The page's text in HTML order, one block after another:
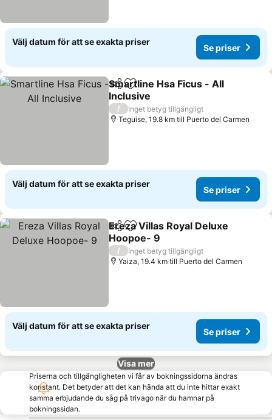
Välj datum för att se exakta priser
Se priser
Dela Lägg till i Mina Favoriter
Smartline Hsa Ficus - All
Inclusive
Se priser
/
Inget betyg tillgängligt
Teguise, 19.8 km till Puerto del Carmen
Välj datum för att se exakta priser
Se priser
Dela Lägg till i Mina Favoriter
Ereza Villas Royal Deluxe
Hoopoe- 9
Se priser
/
Inget betyg tillgängligt
Yaiza, 19.4 km till Puerto del Carmen
Välj datum för att se exakta priser
Se priser
Visa mer
Priserna och tillgängligheten vi får av bokningssidorna ändras
konstant. Det betyder att det kan hända att du inte hittar exakt
samma erbjudande du såg på trivago när du hamnar på
bokningssidan.